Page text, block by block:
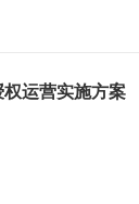
运营实施方案